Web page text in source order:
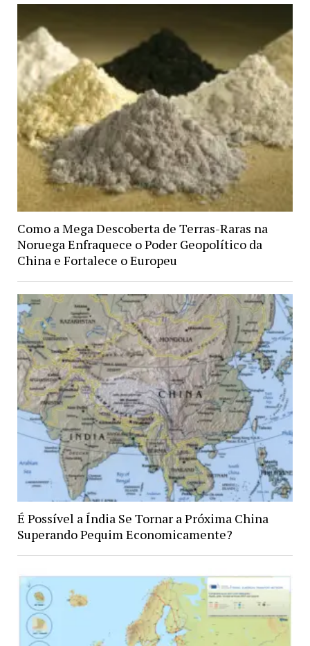
Como a Mega Descoberta de Terras-Raras na
Noruega Enfraquece o Poder Geopolítico da
China e Fortalece o Europeu
É Possível a Índia Se Tornar a Próxima China
Superando Pequim Economicamente?